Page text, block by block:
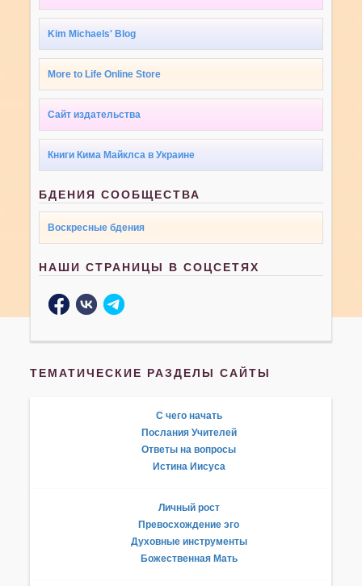
Kim Michaels' Blog
More to Life Online Store
Сайт издательства
Книги Кима Майклса в Украине
БДЕНИЯ СООБЩЕСТВА
Воскресные бдения
НАШИ СТРАНИЦЫ В СОЦСЕТЯХ
ТЕМАТИЧЕСКИЕ РАЗДЕЛЫ САЙТЫ
С чего начать
Послания Учителей
Ответы на вопросы
Истина Иисуса
Личный рост
Превосхождение эго
Духовные инструменты
Божественная Мать